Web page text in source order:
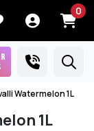
0
Watermelon 1L
1L